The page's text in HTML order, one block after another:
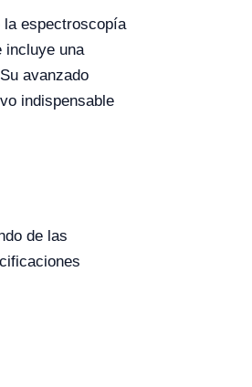
la espectroscopía
incluye una
avanzado
indispensable
de las